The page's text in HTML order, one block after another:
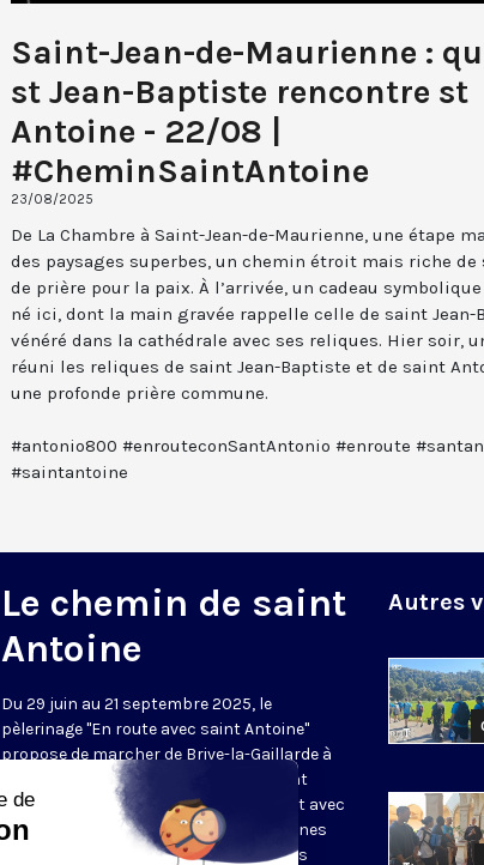
Saint-Jean-de-Maurienne :
st Jean-Baptiste rencontre st
Antoine - 22/08 |
#CheminSaintAntoine
23/08/2025
De La Chambre à Saint-Jean-de-Maurienne, une étape
des paysages superbes, un chemin étroit mais riche de
de prière pour la paix. À l’arrivée, un cadeau symbolique
né ici, dont la main gravée rappelle celle de saint Jean-
vénéré dans la cathédrale avec ses reliques. Hier soir,
réuni les reliques de saint Jean-Baptiste et de saint
une profonde prière commune.
#antonio800 #enrouteconSantAntonio #enroute
#saintantoine
Le chemin de saint
Antoine
Du 29 juin au 21 septembre 2025, le
pèlerinage "En route avec saint Antoine"
propose de marcher de Brive-la-Gaillarde à
Padoue, en Italie, sur les traces de saint
Antoine. KTO s'associe à cet événement avec
des reportages et des vidéos quotidiennes
réalisées en partenariat avec les Frères
Autres